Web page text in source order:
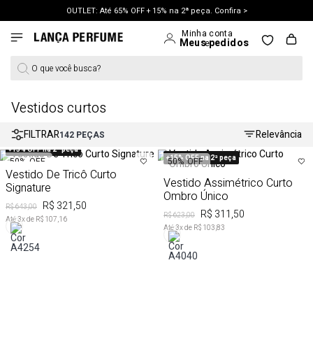
OUTLET: Até 65% OFF + 15% na 2ª peça. Confira >
O que você busca?
vestidos curtos
FILTRAR142 PEÇAS Relevância
+15% OFF na 2ª peça
50% OFF
Vestido De Tricô Curto
Signature
R$ 643,00 R$ 321,50
Até3x de R$ 107,16
+15% OFF na 2ª peça
50% OFF
Vestido Assimétrico Curto
Ombro Único
R$ 623,00 R$ 311,50
Até3x de R$ 103,83